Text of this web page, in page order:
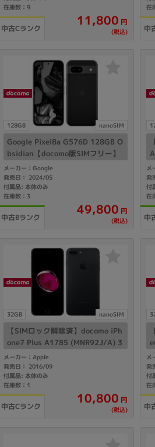
在庫数：9
中古Cランク
11,800 円
(税込)
在
中
128GB nanoSIM
Google Pixel8a G576D 128GB O
bsidian【docomo版SIMフリー】
メーカー：Google
発売日： 2024/05
付属品: 本体のみ
在庫数：3
中古Bランク
49,800 円
(税込)
t
メ
発
付
在
中
32GB nanoSIM
【SIMロック解除済】docomo iPh
one7 Plus A1785 (MNR92J/A) 3
2GB ブラック
メーカー：Apple
発売日： 2016/09
付属品: 本体のみ
在庫数：1
中古Cランク
10,800 円
(税込)
メ
発
付
在
中
モニタサイズ
発売日
年